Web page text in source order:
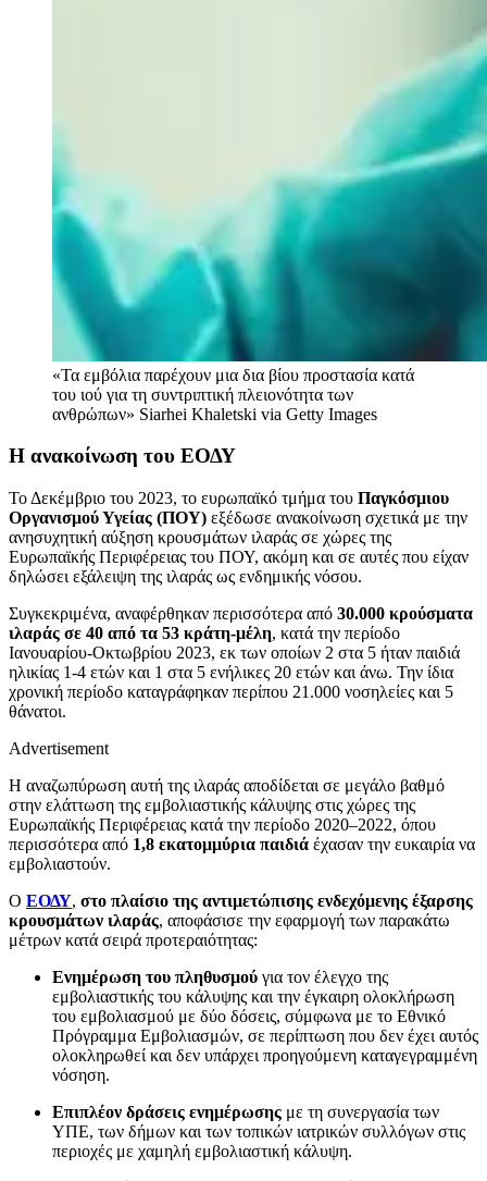
«Τα εμβόλια παρέχουν μια δια βίου προστασία κατά
του ιού για τη συντριπτική πλειονότητα των
ανθρώπων» Siarhei Khaletski via Getty Images
Η ανακοίνωση του ΕΟΔΥ
Το Δεκέμβριο του 2023, το ευρωπαϊκό τμήμα του Παγκόσμιου
Οργανισμού Υγείας (ΠΟΥ) εξέδωσε ανακοίνωση σχετικά με την
ανησυχητική αύξηση κρουσμάτων ιλαράς σε χώρες της
Ευρωπαϊκής Περιφέρειας του ΠΟΥ, ακόμη και σε αυτές που είχαν
δηλώσει εξάλειψη της ιλαράς ως ενδημικής νόσου.
Συγκεκριμένα, αναφέρθηκαν περισσότερα από 30.000 κρούσματα
ιλαράς σε 40 από τα 53 κράτη-μέλη, κατά την περίοδο
Ιανουαρίου-Οκτωβρίου 2023, εκ των οποίων 2 στα 5 ήταν παιδιά
ηλικίας 1-4 ετών και 1 στα 5 ενήλικες 20 ετών και άνω. Την ίδια
χρονική περίοδο καταγράφηκαν περίπου 21.000 νοσηλείες και 5
θάνατοι.
Advertisement
Η αναζωπύρωση αυτή της ιλαράς αποδίδεται σε μεγάλο βαθμό
στην ελάττωση της εμβολιαστικής κάλυψης στις χώρες της
Ευρωπαϊκής Περιφέρειας κατά την περίοδο 2020–2022, όπου
περισσότερα από 1,8 εκατομμύρια παιδιά έχασαν την ευκαιρία να
εμβολιαστούν.
Ο ΕΟΔΥ, στο πλαίσιο της αντιμετώπισης ενδεχόμενης έξαρσης
κρουσμάτων ιλαράς, αποφάσισε την εφαρμογή των παρακάτω
μέτρων κατά σειρά προτεραιότητας:
Ενημέρωση του πληθυσμού για τον έλεγχο της
εμβολιαστικής του κάλυψης και την έγκαιρη ολοκλήρωση
του εμβολιασμού με δύο δόσεις, σύμφωνα με το Εθνικό
Πρόγραμμα Εμβολιασμών, σε περίπτωση που δεν έχει αυτός
ολοκληρωθεί και δεν υπάρχει προηγούμενη καταγεγραμμένη
νόσηση.
Επιπλέον δράσεις ενημέρωσης με τη συνεργασία των
ΥΠΕ, των δήμων και των τοπικών ιατρικών συλλόγων στις
περιοχές με χαμηλή εμβολιαστική κάλυψη.